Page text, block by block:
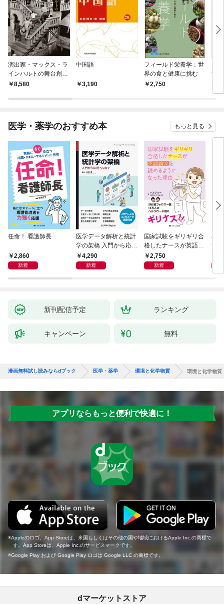
演出家・マックス・ラ
インハルトの舞台創
造：協働演出による祝
8,580
中国語
3,190
フィールド栄養学：世
界の食と健康に挑む
2,750
近
医学・薬学のおすすめ本 もっと見る
任命！ 看護師長
2,860
新着
医学データ解析と統計
学の架橋 入門から応用
へつなぐ
4,290
新着
国家試験をギリギリ合
格したナースが英語論
文を読めるようになっ
た理由
2,750
新着
相
つ
新刊配信予定 ランキング
キャンペーン 無料
漫画無料試し読みならdブック 医学・薬学 環境と化学物質 環境と化学物質
アプリならもっと便利で快適に！
Appleのロゴ、App Storeは、米国もしくはその他の国や地域におけるApple Inc.の商標で
す。App Storeは、Apple Inc.のサービスマークです。
Google Play および Google Play ロゴは Google LLC の商標です。
dマーケットストア